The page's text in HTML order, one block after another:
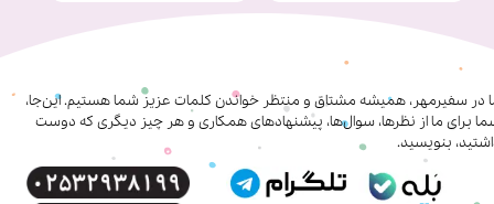
در سفیرمهر، همیشه مشتاق و منتظر خواندن کلمات عزیز شما هستیم. این‌جا،
برای ما از نظرها، سوال‌ها، پیشنهادهای همکاری‌ و هر چیز دیگری که دوست
بنویسید.